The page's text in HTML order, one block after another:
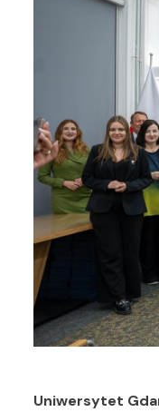
Uniwersytet